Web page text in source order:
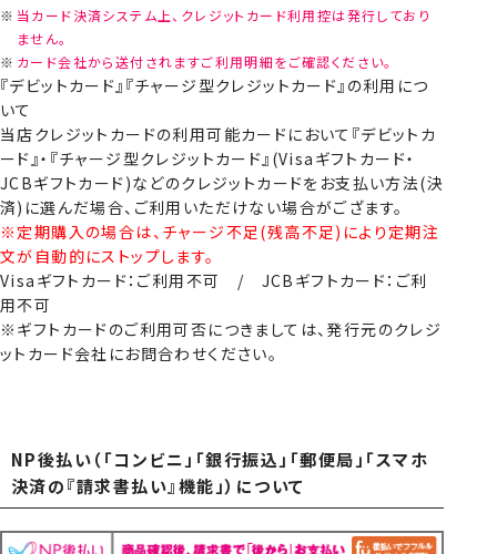
当カード決済システム上、クレジットカード利用控は発行しており
ません。
カード会社から送付されますご利用明細をご確認ください。
『デビットカード』『チャージ型クレジットカード』の利用につ
いて
当店クレジットカードの利用可能カードにおいて『デビットカ
ード』・『チャージ型クレジットカード』(Visaギフトカード・
JCBギフトカード)などのクレジットカードをお支払い方法(決
済)に選んだ場合、ご利用いただけない場合がござます。
※定期購入の場合は、チャージ不足(残高不足)により定期注
文が自動的にストップします。
Visaギフトカード：ご利用不可 / JCBギフトカード：ご利
用不可
※ギフトカードのご利用可否につきましては、発行元のクレジ
ットカード会社にお問合わせください。
NP後払い（「コンビニ」「銀行振込」「郵便局」「スマホ
決済の『請求書払い』機能」）について